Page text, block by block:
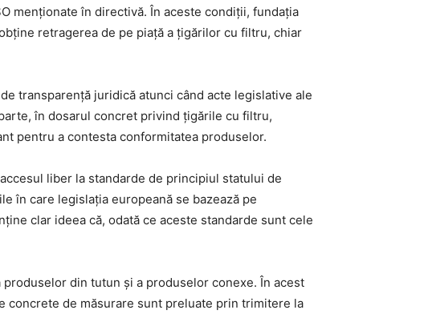
menționate în directivă. În aceste condiții, fundația
retragerea de pe piață a țigărilor cu filtru, chiar
transparență juridică atunci când acte legislative ale
în dosarul concret privind țigările cu filtru,
pentru a contesta conformitatea produselor.
liber la standarde de principiul statului de
în care legislația europeană se bazează pe
clar ideea că, odată ce aceste standarde sunt cele
din tutun și a produselor conexe. În acest
concrete de măsurare sunt preluate prin trimitere la